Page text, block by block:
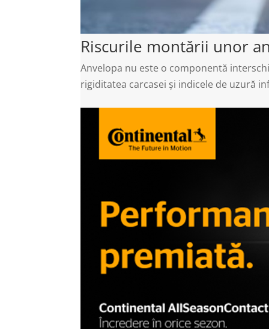
Riscurile montării unor
Anvelopa nu este o componentă
rigiditatea carcasei și indicele de uzură